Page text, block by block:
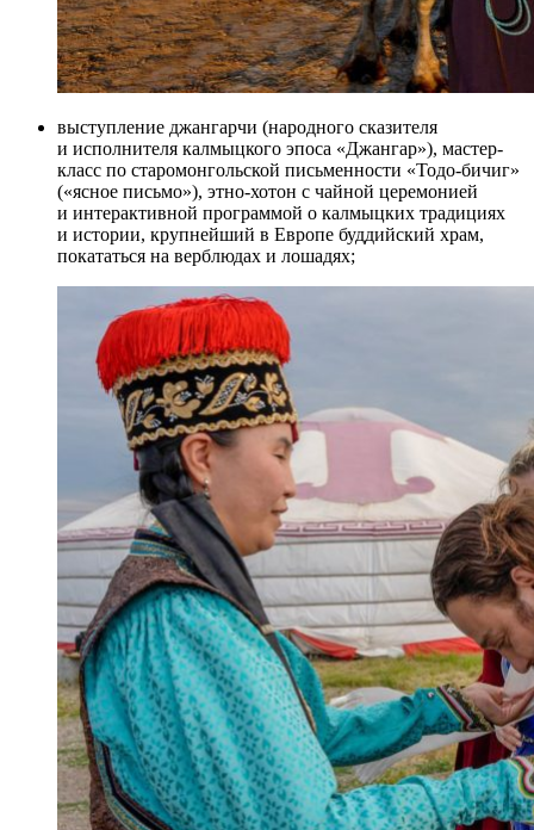
выступление джангарчи (народного сказителя
и исполнителя калмыцкого эпоса «Джангар»), мастер-
класс по старомонгольской письменности «Тодо-бичиг»
(«ясное письмо»), этно-хотон с чайной церемонией
и интерактивной программой о калмыцких традициях
и истории, крупнейший в Европе буддийский храм,
покататься на верблюдах и лошадях;